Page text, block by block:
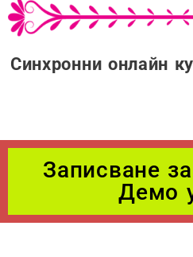
Синхронни онлайн
Записване
Демо